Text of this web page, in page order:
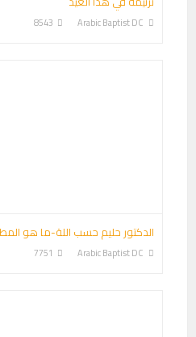
Arabic Baptist DC
8543
الدكتور حليم حسب اللة-ما هو
Arabic Baptist DC
7751